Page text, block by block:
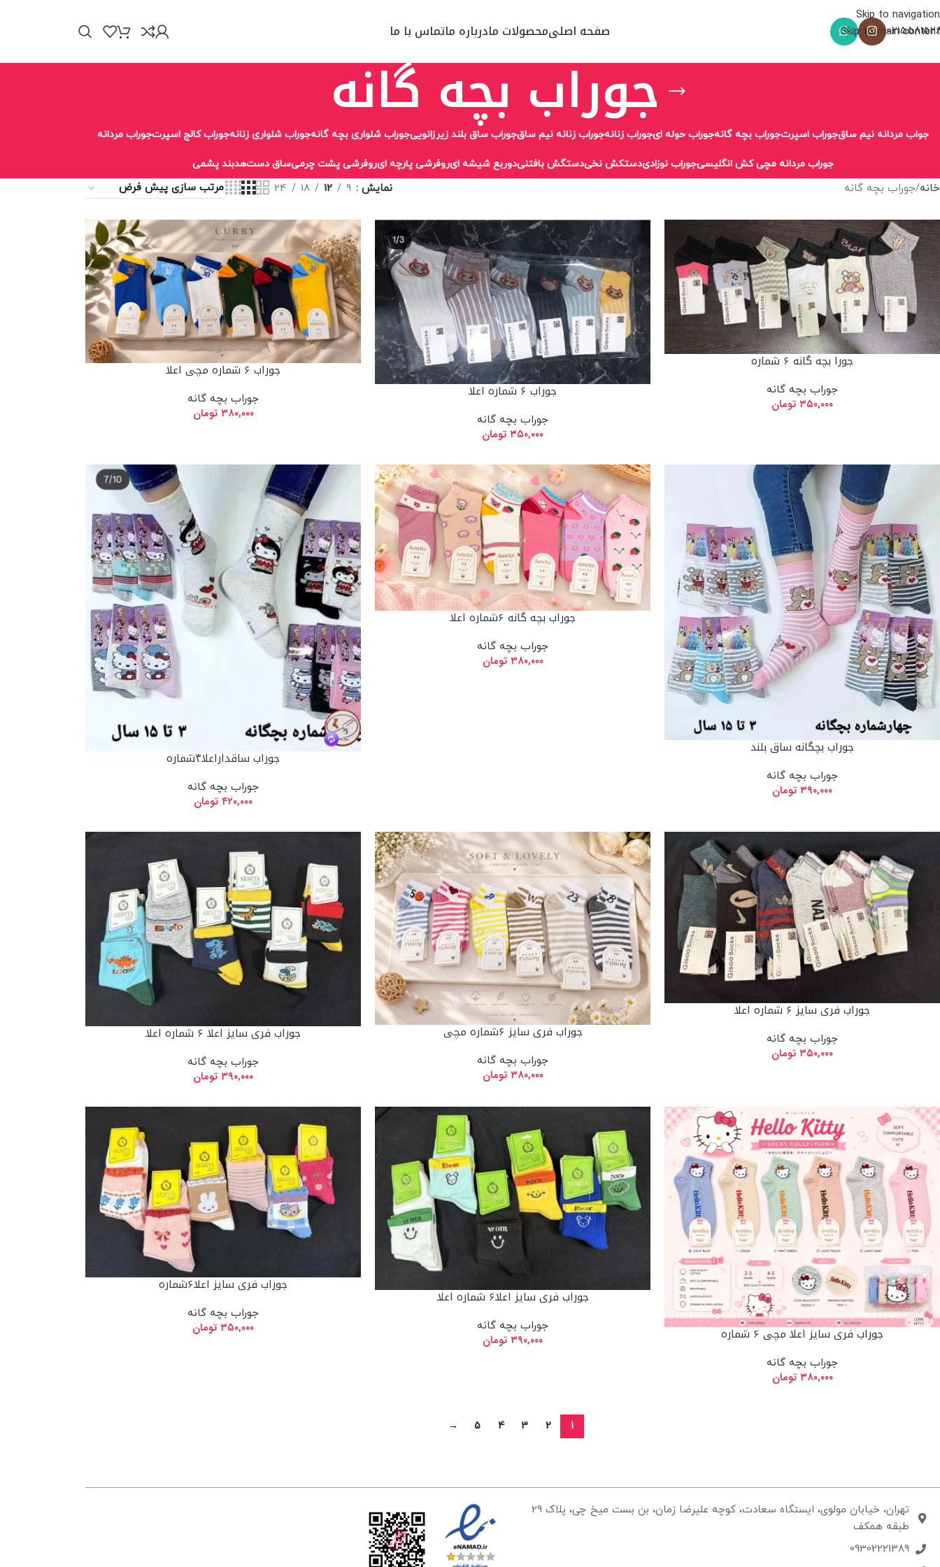
Skip to navigation
Skip to main content
صفحه اصلیمحصولات مادرباره ماتماس با ما
جوراب بچه گانه جواب مردانه نیم ساقجوراب اسپرتجوراب بچه گانهجوراب حوله ایجوراب زنانهجوراب زنانه نیم ساقجوراب ساق بلند زیرزانوییجوراب شلواری بچه گانهجوراب شلواری زنانهجوراب کالج اسپرتجوراب مردانه
جوراب مردانه مچی کش انگلیسیجوراب نوزادیدستکش نخیدستگش بافتنیدوربع شیشه ایروفرشی پارچه ایروفرشی پشت چرمیساق دستهدبند پشمی
خانه جوراب بچه گانه نمایش 9
12
18
24
جورا بچه گانه ۶ شماره
جوراب بچه گانه
۳۵۰,۰۰۰ تومان
جوراب ۶ شماره اعلا
جوراب بچه گانه
۳۵۰,۰۰۰ تومان
جوراب ۶ شماره مچی اعلا
جوراب بچه گانه
۳۸۰,۰۰۰ تومان
جوراب بچگانه ساق بلند
جوراب بچه گانه
۳۹۰,۰۰۰ تومان
جوراب بچه گانه ۶شماره اعلا
جوراب بچه گانه
۳۸۰,۰۰۰ تومان
جوراب ساقداراعلا۴شماره
جوراب بچه گانه
۴۲۰,۰۰۰ تومان
جوراب فری سایز ۶ شماره اعلا
جوراب بچه گانه
۳۵۰,۰۰۰ تومان
جوراب فری سایز ۶شماره مچی
جوراب بچه گانه
۳۸۰,۰۰۰ تومان
جوراب فری سایز اعلا ۶ شماره اعلا
جوراب بچه گانه
۳۹۰,۰۰۰ تومان
جوراب فری سایز اعلا مچی ۶ شماره
جوراب بچه گانه
۳۸۰,۰۰۰ تومان
جوراب فری سایز اعلا۶ شماره اعلا
جوراب بچه گانه
۳۹۰,۰۰۰ تومان
جوراب فری سایز اعلا۶شماره
جوراب بچه گانه
۳۵۰,۰۰۰ تومان
1
2
3
4
5
→
تهران، خیابان مولوی، ایستگاه سعادت، کوچه علیرضا زمان، بن بست میخ چی، پلاک 29
طبقه همکف
09302221389